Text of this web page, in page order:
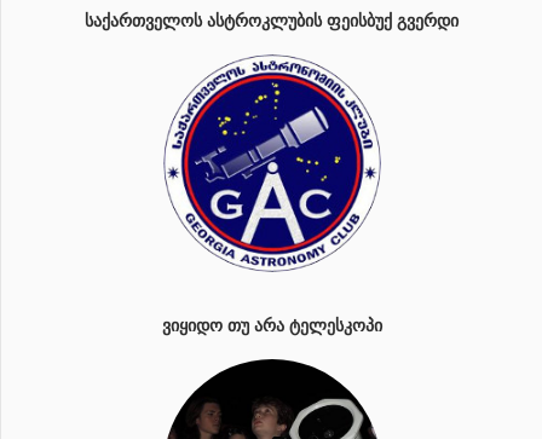
ᲡᲐᲥᲐᲠᲗᲕᲔᲚᲝᲡ ᲐᲡᲢᲠᲝᲙᲚᲣᲑᲘᲡ ᲤᲔᲘᲡᲑᲣᲥ ᲒᲕᲔᲠᲓᲘ
ᲕᲘᲧᲘᲓᲝ ᲗᲣ ᲐᲠᲐ ᲢᲔᲚᲔᲡᲙᲝᲞᲘ